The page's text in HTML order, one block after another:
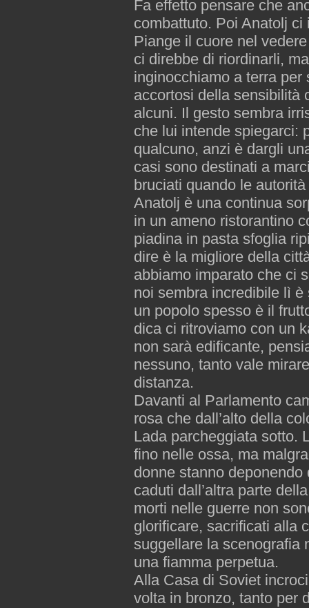
Fa effetto pensare che
combattuto. Poi Anatolj ci
Piange il cuore nel
ci direbbe di riordinarli,
inginocchiamo a terra
accortosi della sensibilità
alcuni. Il gesto sembra
che lui intende spiegarci:
qualcuno, anzi è dargli
casi sono destinati a
bruciati quando le
Anatolj è una continua
in un ameno ristorantino
piadina in pasta sfoglia
dire è la migliore della
abbiamo imparato che ci
noi sembra incredibile lì
un popolo spesso è il
dica ci ritroviamo con un
non sarà edificante,
nessuno, tanto vale
distanza.
Davanti al Parlamento
rosa che dall’alto della
Lada parcheggiata sotto.
fino nelle ossa, ma
donne stanno
caduti dall’altra parte
morti nelle guerre non
glorificare, sacrificati alla
suggellare la scenografia
una fiamma perpetua.
Alla Casa di Soviet
volta in bronzo, tanto per